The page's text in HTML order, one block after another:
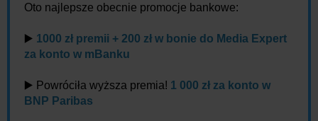
Oto najlepsze obecnie promocje bankowe:
▶️ 1000 zł premii + 200 zł w bonie do Media Expert
za konto w mBanku
▶️ Powróciła wyższa premia! 1 000 zł za konto w
BNP Paribas